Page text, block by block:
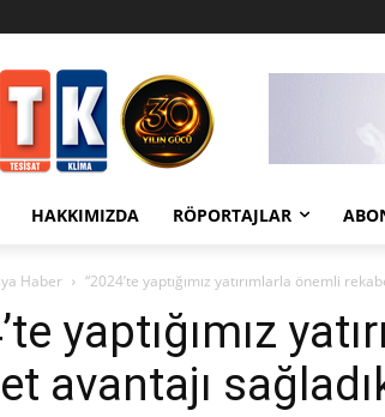
HAKKIMIZDA RÖPORTAJLAR
Haber “2024’te yaptığımız yatırımlarla önemli
yaptığımız
avantajı